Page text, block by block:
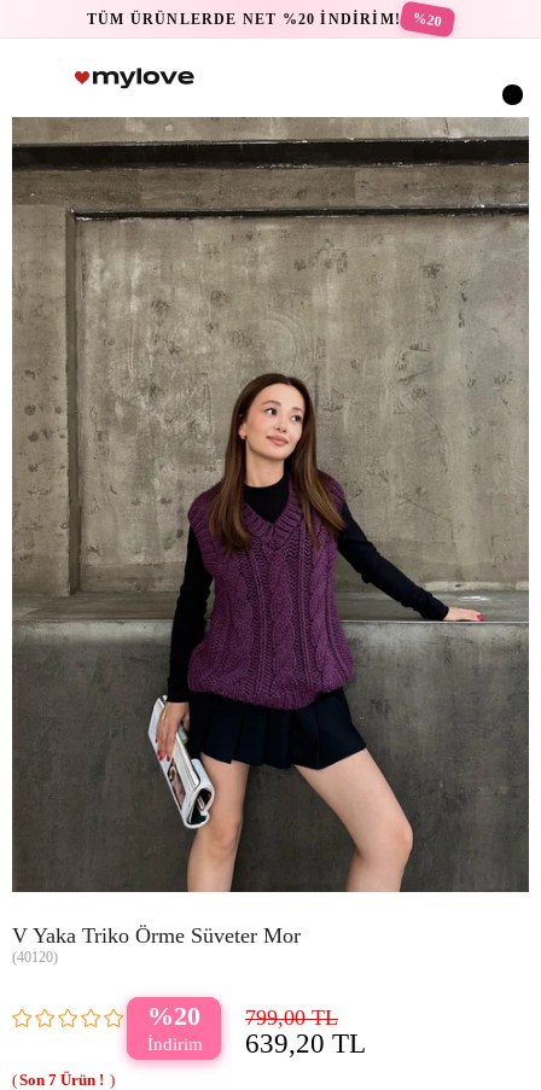
TÜM ÜRÜNLERDE NET %20 İNDİRİM! %20
V Yaka Triko Örme Süveter Mor
(40120)
20 799,00 TL
639,20 TL
7